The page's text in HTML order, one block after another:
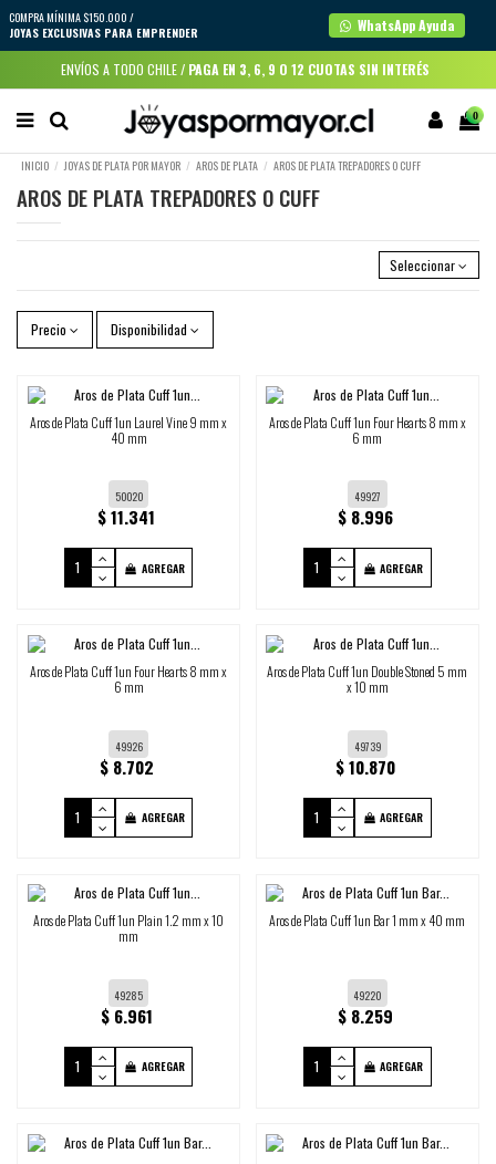
COMPRA MÍNIMA $150.000 /
JOYAS EXCLUSIVAS PARA EMPRENDER
WhatsApp Ayuda
ENVÍOS A TODO CHILE / PAGA EN 3, 6, 9 O 12 CUOTAS SIN INTERÉS
0
INICIO JOYAS DE PLATA POR MAYOR AROS DE PLATA AROS DE PLATA TREPADORES O CUFF
AROS DE PLATA TREPADORES O CUFF
Seleccionar
Precio Disponibilidad
Aros de Plata Cuff 1un Laurel Vine 9 mm x
40 mm
50020
$ 11.341
AGREGAR
Aros de Plata Cuff 1un Four Hearts 8 mm x
6 mm
49927
$ 8.996
AGREGAR
Aros de Plata Cuff 1un Four Hearts 8 mm x
6 mm
49926
$ 8.702
AGREGAR
Aros de Plata Cuff 1un Double Stoned 5 mm
x 10 mm
49739
$ 10.870
AGREGAR
Aros de Plata Cuff 1un Plain 1.2 mm x 10
mm
49285
$ 6.961
AGREGAR
Aros de Plata Cuff 1un Bar 1 mm x 40 mm
49220
$ 8.259
AGREGAR